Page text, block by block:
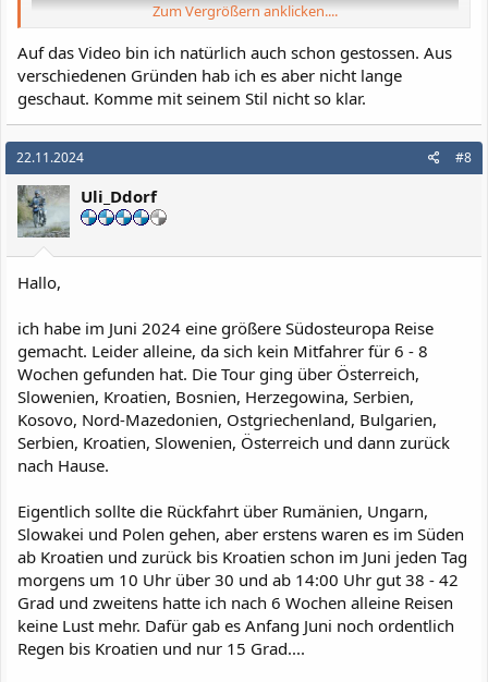
Zum Vergrößern anklicken....
Auf das Video bin ich natürlich auch schon gestossen. Aus
verschiedenen Gründen hab ich es aber nicht lange
geschaut. Komme mit seinem Stil nicht so klar.
22.11.2024 #8
Uli_Ddorf
Hallo,
ich habe im Juni 2024 eine größere Südosteuropa Reise
gemacht. Leider alleine, da sich kein Mitfahrer für 6 - 8
Wochen gefunden hat. Die Tour ging über Österreich,
Slowenien, Kroatien, Bosnien, Herzegowina, Serbien,
Kosovo, Nord-Mazedonien, Ostgriechenland, Bulgarien,
Serbien, Kroatien, Slowenien, Österreich und dann zurück
nach Hause.
Eigentlich sollte die Rückfahrt über Rumänien, Ungarn,
Slowakei und Polen gehen, aber erstens waren es im Süden
ab Kroatien und zurück bis Kroatien schon im Juni jeden Tag
morgens um 10 Uhr über 30 und ab 14:00 Uhr gut 38 - 42
Grad und zweitens hatte ich nach 6 Wochen alleine Reisen
keine Lust mehr. Dafür gab es Anfang Juni noch ordentlich
Regen bis Kroatien und nur 15 Grad....